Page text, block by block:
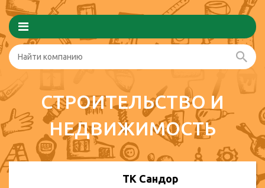
СТРОИТЕЛЬСТВО И
НЕДВИЖИМОСТЬ
ТК Сандор